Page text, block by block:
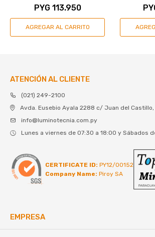
PYG 113.950
ATENCIÓN AL CLIENTE
(021) 249-2100
Avda. Eusebio Ayala 2288 c/ Juan del Castillo,
info@luminotecnia.com.py
Lunes a viernes de 07:30 a 18:00 y Sábados
CERTIFICATE ID: PY12/00152
Company Name: Piroy SA
EMPRESA